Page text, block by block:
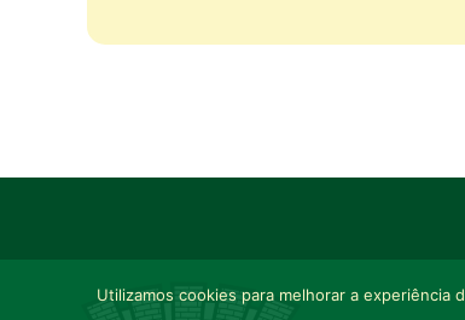
Utilizamos cookies para melhorar a experiência